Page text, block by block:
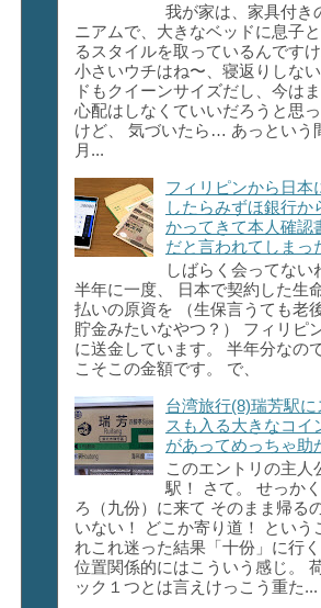
我が家は、家具付き
ニアムで、大きなベッドに息子
るスタイルを取っているんですけ
小さいウチはね〜、寝返りしな
ドもクイーンサイズだし、今は
心配はしなくていいだろうと思
けど、 気づいたら… あっという
月...
フィリピンから日本
したらみずほ銀行か
かってきて本人確認
だと言われてしまっ
しばらく会ってない
半年に一度、 日本で契約した生
払いの原資を （生保言うても老
貯金みたいなやつ？） フィリピ
に送金しています。 半年分なの
こそこの金額です。 で、
台湾旅行(8)瑞芳駅
スも入る大きなコイ
があってめっちゃ助
このエントリの主人
駅！ さて。 せっか
ろ（九份）に来て そのまま帰る
いない！ どこか寄り道！ という
れこれ迷った結果「十份」に行く
位置関係的にはこういう感じ。
ック１つとは言えけっこう重た...